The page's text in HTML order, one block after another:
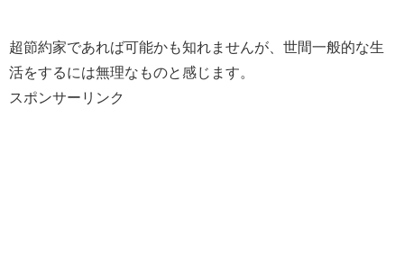
超節約家であれば可能かも知れませんが、世間一般的な生
活をするには無理なものと感じます。
スポンサーリンク